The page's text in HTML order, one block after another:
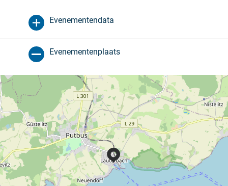
Evenementendata
Evenementenplaats